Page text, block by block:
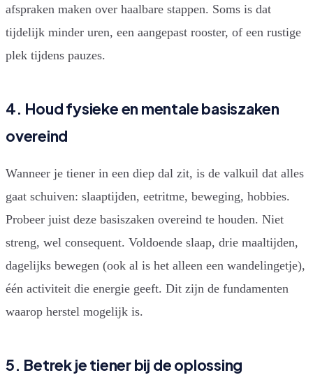
afspraken maken over haalbare stappen. Soms is dat
tijdelijk minder uren, een aangepast rooster, of een rustige
plek tijdens pauzes.
4. Houd fysieke en mentale basiszaken
overeind
Wanneer je tiener in een diep dal zit, is de valkuil dat alles
gaat schuiven: slaaptijden, eetritme, beweging, hobbies.
Probeer juist deze basiszaken overeind te houden. Niet
streng, wel consequent. Voldoende slaap, drie maaltijden,
dagelijks bewegen (ook al is het alleen een wandelingetje),
één activiteit die energie geeft. Dit zijn de fundamenten
waarop herstel mogelijk is.
5. Betrek je tiener bij de oplossing